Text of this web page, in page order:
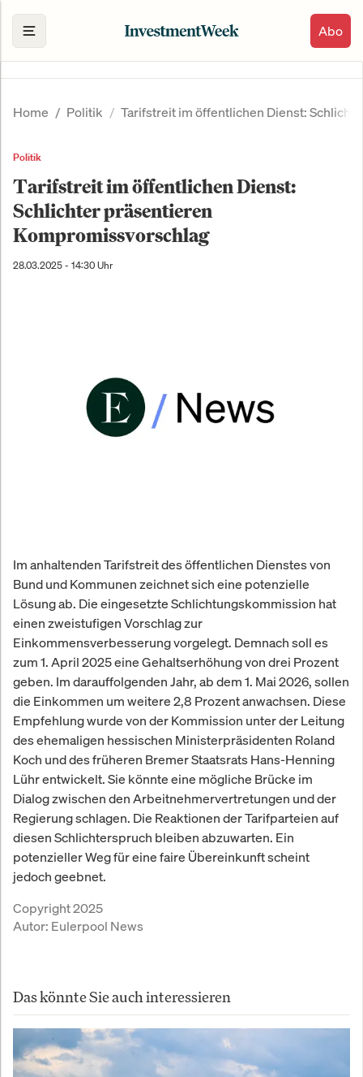
Abo
Home Politik Tarifstreit im öffentlichen Dienst:
Politik
Tarifstreit im öffentlichen Dienst:
Schlichter präsentieren
Kompromissvorschlag
28.03.2025 - 14:30 Uhr
Im anhaltenden Tarifstreit des öffentlichen Dienstes von
Bund und Kommunen zeichnet sich eine potenzielle
Lösung ab. Die eingesetzte Schlichtungskommission hat
einen zweistufigen Vorschlag zur
Einkommensverbesserung vorgelegt. Demnach soll es
zum 1. April 2025 eine Gehaltserhöhung von drei Prozent
geben. Im darauffolgenden Jahr, ab dem 1. Mai 2026, sollen
die Einkommen um weitere 2,8 Prozent anwachsen. Diese
Empfehlung wurde von der Kommission unter der Leitung
des ehemaligen hessischen Ministerpräsidenten Roland
Koch und des früheren Bremer Staatsrats Hans-Henning
Lühr entwickelt. Sie könnte eine mögliche Brücke im
Dialog zwischen den Arbeitnehmervertretungen und der
Regierung schlagen. Die Reaktionen der Tarifparteien auf
diesen Schlichterspruch bleiben abzuwarten. Ein
potenzieller Weg für eine faire Übereinkunft scheint
jedoch geebnet.
Copyright 2025
Autor: Eulerpool News
Das könnte Sie auch interessieren